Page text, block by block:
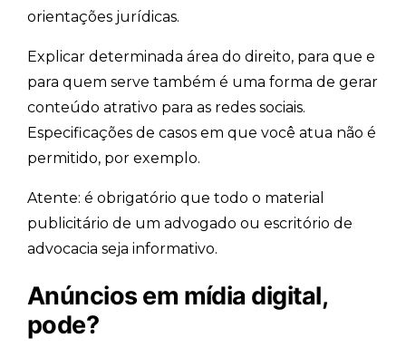
orientações jurídicas.
Explicar determinada área do direito, para que e
para quem serve também é uma forma de gerar
conteúdo atrativo para as redes sociais.
Especificações de casos em que você atua não é
permitido, por exemplo.
Atente: é obrigatório que todo o material
publicitário de um advogado ou escritório de
advocacia seja informativo.
Anúncios em mídia digital,
pode?